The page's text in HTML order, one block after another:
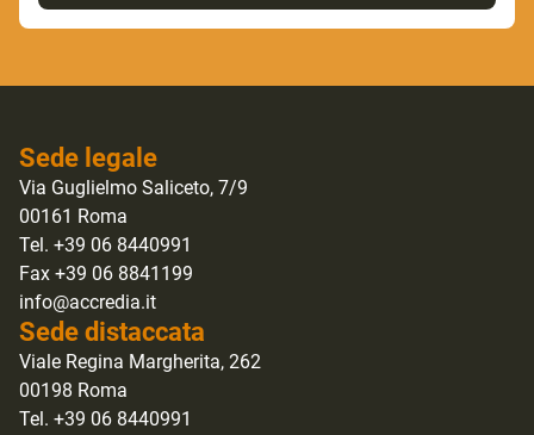
Sede legale
Via Guglielmo Saliceto, 7/9
00161 Roma
Tel. +39 06 8440991
Fax +39 06 8841199
info@accredia.it
Sede distaccata
Viale Regina Margherita, 262
00198 Roma
Tel. +39 06 8440991